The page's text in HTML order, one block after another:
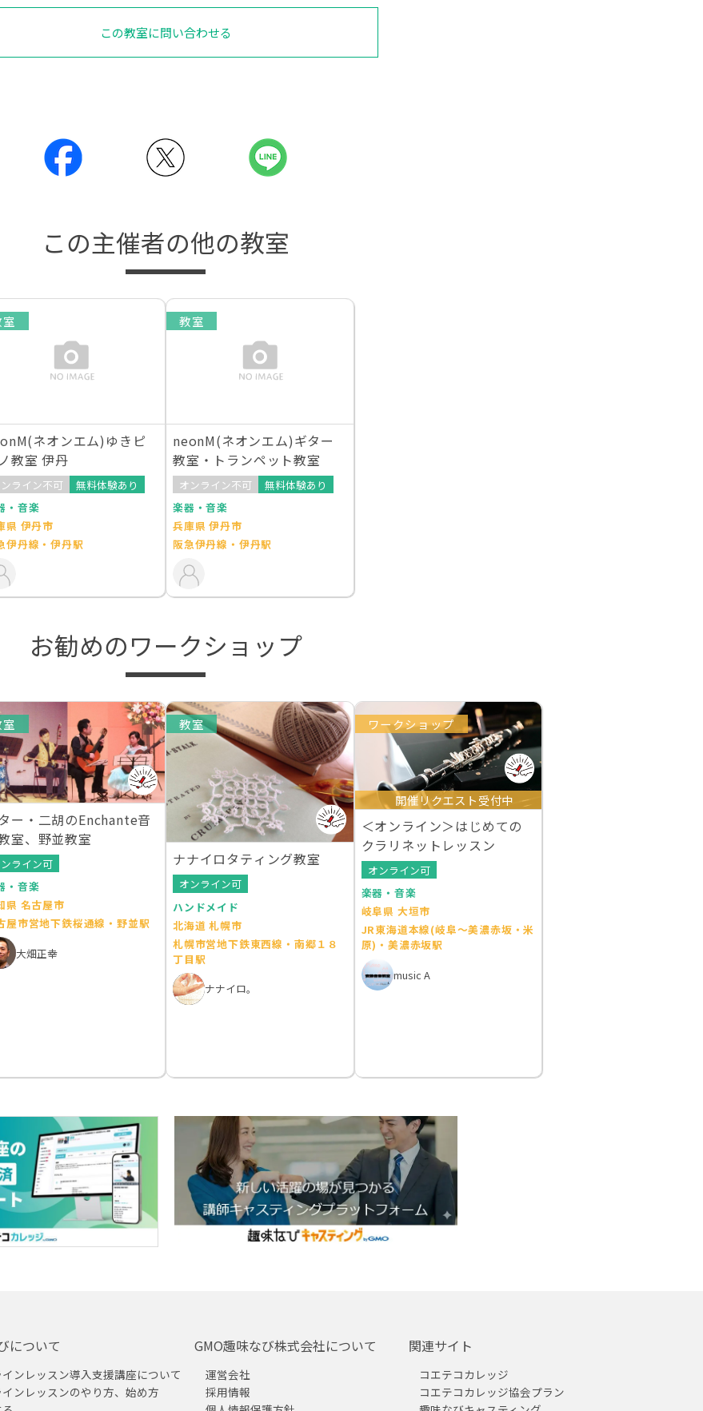
この教室に問い合わせる
この主催者の他の教室
ネオンエム)ゆきピ
教室 伊丹
ライン不可
無料体験あり
・音楽
県 伊丹市
伊丹線・伊丹駅
教室
neonM(ネオンエム)ギター
教室・トランペット教室
オンライン不可
無料体験あり
楽器・音楽
兵庫県 伊丹市
阪急伊丹線・伊丹駅
お勧めのワークショップ
ー・二胡のEnchante音
室、野並教室
ライン可
・音楽
県 名古屋市
屋市営地下鉄桜通線・野並駅
大畑正幸
教室
ナナイロタティング教室
オンライン可
ハンドメイド
北海道 札幌市
札幌市営地下鉄東西線・南郷１８
丁目駅
ナナイロ。
ワークショップ
開催リクエスト受付中
＜オンライン＞はじめての
クラリネットレッスン
オンライン可
楽器・音楽
岐阜県 大垣市
JR東海道本線(岐阜～美濃赤坂・米
原)・美濃赤坂駅
music A
について
ンレッスン導入支援講座について
ンレッスンのやり方、始め方
GMO趣味なび株式会社について
運営会社
採用情報
関連サイト
コエテコカレッジ
コエテコカレッジ協会プラン